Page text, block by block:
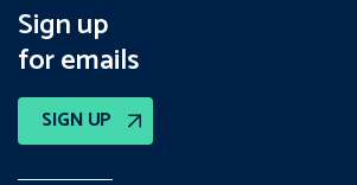
Sign up
for emails
SIGN UP